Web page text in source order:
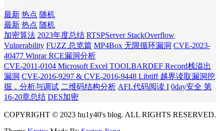
最新 热点 随机
最新 热点 随机
加密算法 2023年度总结 RTSPServer StackOverflow
Vulnerability FUZZ 总览篇 MP4Box 无限循环漏洞 CVE-2023-
40477 Winrar RCE漏洞分析
CVE-2011-0104 Microsoft Excel TOOLBARDEF Record栈溢出
漏洞 CVE-2016-9297 & CVE-2016-9448 Libtiff 越界读取漏洞挖
掘，分析与调试 二维码结构分析 AFL代码阅读 I 0day安全 第
16-20章总结 DES加密
COPYRIGHT © 2023 hu1y40's blog. ALL RIGHTS RESERVED.